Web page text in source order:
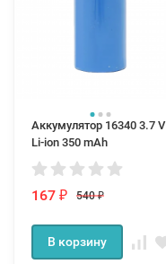
Аккумулятор 16340 3.7 V
Li-ion 350 mAh
167 ₽ 540₽
В корзину